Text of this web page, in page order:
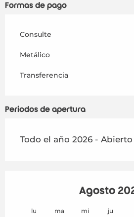
Formas de pago
Consulte
Metálico
Transferencia
Periodos de apertura
Todo el año 2026 -
Agosto
lu ma mi ju